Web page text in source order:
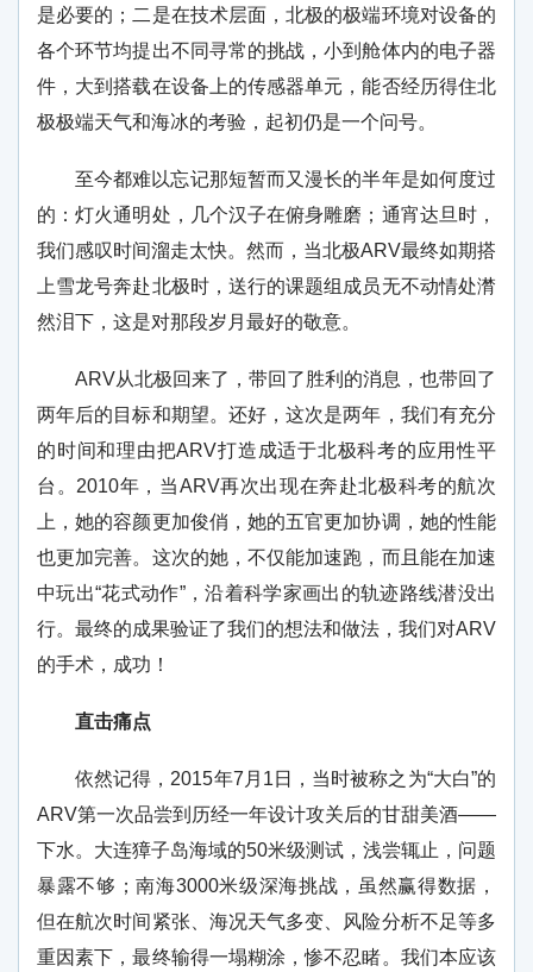
是必要的；二是在技术层面，北极的极端环境对设备的
各个环节均提出不同寻常的挑战，小到舱体内的电子器
件，大到搭载在设备上的传感器单元，能否经历得住北
极极端天气和海冰的考验，起初仍是一个问号。
至今都难以忘记那短暂而又漫长的半年是如何度过
的：灯火通明处，几个汉子在俯身雕磨；通宵达旦时，
我们感叹时间溜走太快。然而，当北极ARV最终如期搭
上雪龙号奔赴北极时，送行的课题组成员无不动情处潸
然泪下，这是对那段岁月最好的敬意。
ARV从北极回来了，带回了胜利的消息，也带回了
两年后的目标和期望。还好，这次是两年，我们有充分
的时间和理由把ARV打造成适于北极科考的应用性平
台。2010年，当ARV再次出现在奔赴北极科考的航次
上，她的容颜更加俊俏，她的五官更加协调，她的性能
也更加完善。这次的她，不仅能加速跑，而且能在加速
中玩出“花式动作”，沿着科学家画出的轨迹路线潜没出
行。最终的成果验证了我们的想法和做法，我们对ARV
的手术，成功！
直击痛点
依然记得，2015年7月1日，当时被称之为“大白”的
ARV第一次品尝到历经一年设计攻关后的甘甜美酒——
下水。大连獐子岛海域的50米级测试，浅尝辄止，问题
暴露不够；南海3000米级深海挑战，虽然赢得数据，
但在航次时间紧张、海况天气多变、风险分析不足等多
重因素下，最终输得一塌糊涂，惨不忍睹。我们本应该